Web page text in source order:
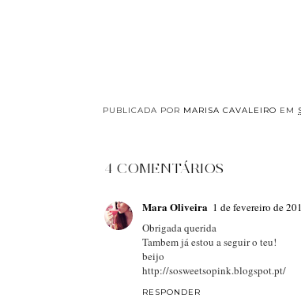
PUBLICADA POR MARISA CAVALEIRO EM
4 COMENTÁRIOS
Mara Oliveira 1 de fevereiro de
Obrigada querida
Tambem já estou a seguir o teu!
beijo
http://sosweetsopink.blogspot.pt/
RESPONDER